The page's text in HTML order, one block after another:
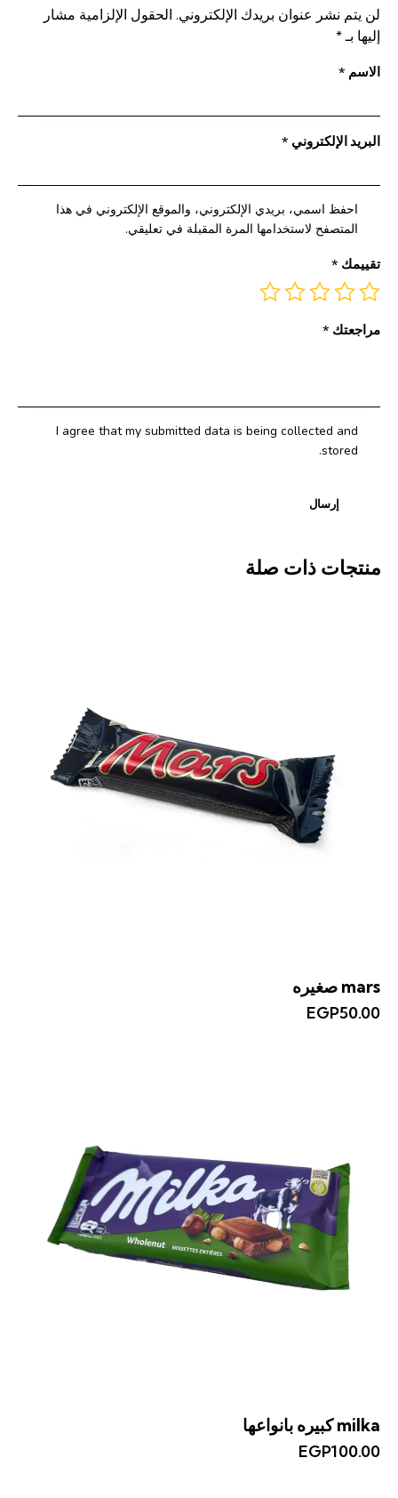
لن يتم نشر عنوان بريدك الإلكتروني. الحقول الإلزامية مشار
إليها بـ*
الاسم *
البريد الإلكتروني *
احفظ اسمي، بريدي الإلكتروني، والموقع الإلكتروني في هذا
المتصفح لاستخدامها المرة المقبلة في تعليقي.
تقييمك *
مراجعتك *
I agree that my submitted data is being collected and
stored.
منتجات ذات صلة
mars صغيره
EGP50.00
milka كبيره بانواعها
EGP100.00